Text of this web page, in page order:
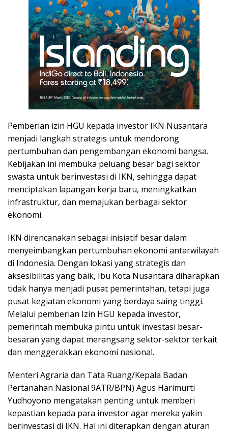
Pemberian izin HGU kepada investor IKN Nusantara
menjadi langkah strategis untuk mendorong
pertumbuhan dan pengembangan ekonomi bangsa.
Kebijakan ini membuka peluang besar bagi sektor
swasta untuk berinvestasi di IKN, sehingga dapat
menciptakan lapangan kerja baru, meningkatkan
infrastruktur, dan memajukan berbagai sektor
ekonomi.
IKN direncanakan sebagai inisiatif besar dalam
menyeimbangkan pertumbuhan ekonomi antarwilayah
di Indonesia. Dengan lokasi yang strategis dan
aksesibilitas yang baik, Ibu Kota Nusantara diharapkan
tidak hanya menjadi pusat pemerintahan, tetapi juga
pusat kegiatan ekonomi yang berdaya saing tinggi.
Melalui pemberian Izin HGU kepada investor,
pemerintah membuka pintu untuk investasi besar-
besaran yang dapat merangsang sektor-sektor terkait
dan menggerakkan ekonomi nasional.
Menteri Agraria dan Tata Ruang/Kepala Badan
Pertanahan Nasional 9ATR/BPN) Agus Harimurti
Yudhoyono mengatakan penting untuk memberi
kepastian kepada para investor agar mereka yakin
berinvestasi di IKN. Hal ini diterapkan dengan aturan